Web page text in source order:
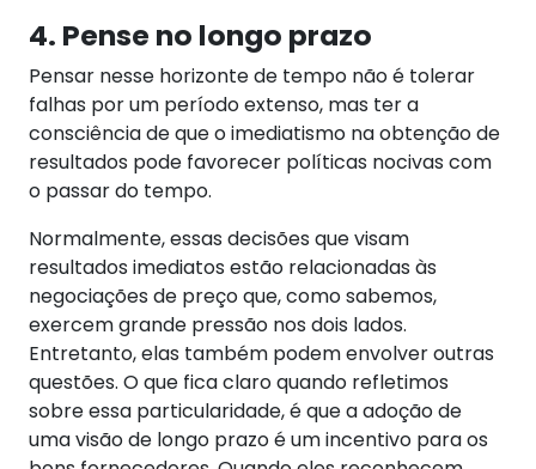
4. Pense no longo prazo
Pensar nesse horizonte de tempo não é tolerar
falhas por um período extenso, mas ter a
consciência de que o imediatismo na obtenção de
resultados pode favorecer políticas nocivas com
o passar do tempo.
Normalmente, essas decisões que visam
resultados imediatos estão relacionadas às
negociações de preço que, como sabemos,
exercem grande pressão nos dois lados.
Entretanto, elas também podem envolver outras
questões. O que fica claro quando refletimos
sobre essa particularidade, é que a adoção de
uma visão de longo prazo é um incentivo para os